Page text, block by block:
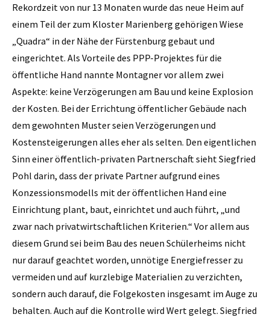
Rekordzeit von nur 13 Monaten wurde das neue Heim auf
einem Teil der zum Kloster Marienberg gehörigen Wiese
„Quadra“ in der Nähe der Fürstenburg gebaut und
eingerichtet. Als Vorteile des PPP-Projektes für die
öffentliche Hand nannte Montagner vor allem zwei
Aspekte: keine Verzögerungen am Bau und keine Explosion
der Kosten. Bei der Errichtung öffentlicher Gebäude nach
dem gewohnten Muster seien Verzögerungen und
Kostensteigerungen alles eher als selten. Den eigentlichen
Sinn einer öffentlich-privaten Partnerschaft sieht Siegfried
Pohl darin, dass der private Partner aufgrund eines
Konzessionsmodells mit der öffentlichen Hand eine
Einrichtung plant, baut, einrichtet und auch führt, „und
zwar nach privatwirtschaftlichen Kriterien.“ Vor allem aus
diesem Grund sei beim Bau des neuen Schülerheims nicht
nur darauf geachtet worden, unnötige Energiefresser zu
vermeiden und auf kurzlebige Materialien zu verzichten,
sondern auch darauf, die Folgekosten insgesamt im Auge zu
behalten. Auch auf die Kontrolle wird Wert gelegt. Siegfried